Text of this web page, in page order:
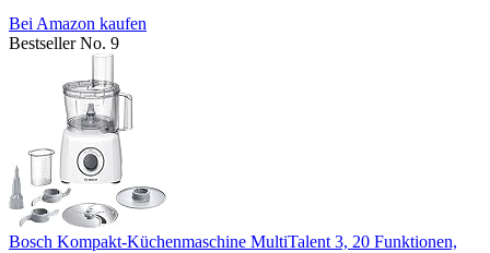
Bei Amazon kaufen
Bestseller No. 9
Bosch Kompakt-Küchenmaschine MultiTalent 3, 20 Funktionen,